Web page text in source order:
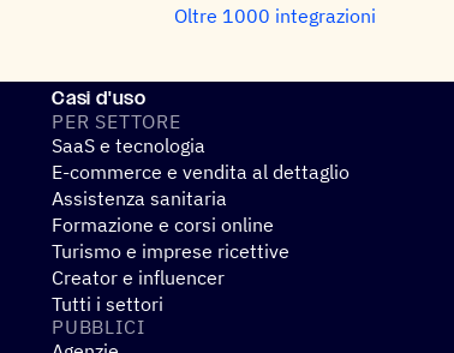
Oltre 1000 integrazioni
Casi d'uso
PER SETTORE
SaaS e tecnologia
E-commerce e vendita al dettaglio
Assistenza sanitaria
Formazione e corsi online
Turismo e imprese ricettive
Creator e influencer
Tutti i settori
PUBBLICI